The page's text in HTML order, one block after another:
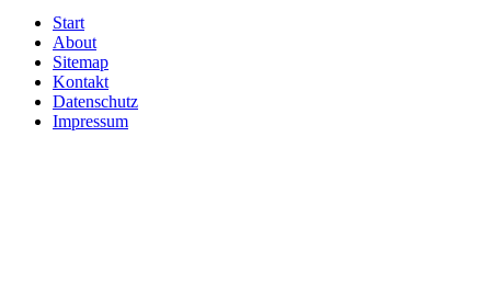
Start
About
Sitemap
Kontakt
Datenschutz
Impressum